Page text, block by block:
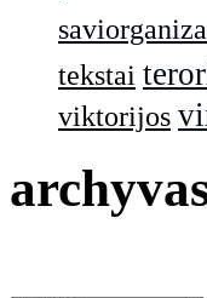
tekstai
viktorijos